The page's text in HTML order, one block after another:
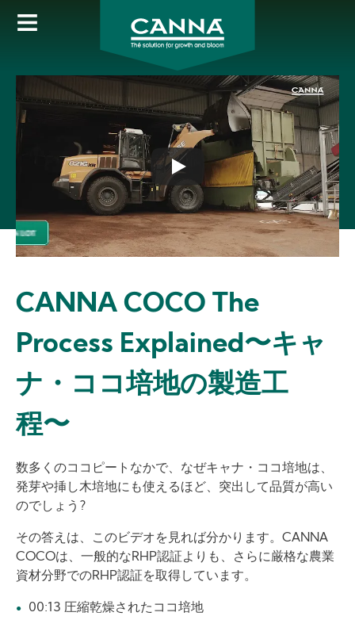
Skip
content
CANNA COCO The
Process Explained〜キャ
ナ・ココ培地の製造工
程〜
数多くのココピートなかで、なぜキャナ・ココ培地は、
発芽や挿し木培地にも使えるほど、突出して品質が高い
のでしょう?
その答えは、このビデオを見れば分かります。CANNA
COCOは、一般的なRHP認証よりも、さらに厳格な農業
資材分野でのRHP認証を取得しています。
00:13 圧縮乾燥されたココ培地